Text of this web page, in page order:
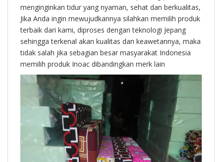
menginginkan tidur yang nyaman, sehat dan berkualitas,
Jika Anda ingin mewujudkannya silahkan memilih produk
terbaik dari kami, diproses dengan teknologi Jepang
sehingga terkenal akan kualitas dan keawetannya, maka
tidak salah jika sebagian besar masyarakat Indonesia
memilih produk Inoac dibandingkan merk lain